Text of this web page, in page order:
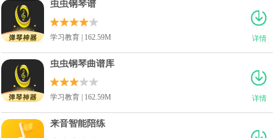
详情
虫虫钢琴谱
学习教育 | 162.59M
详情
虫虫钢琴曲谱库
学习教育 | 162.59M
来音智能陪练